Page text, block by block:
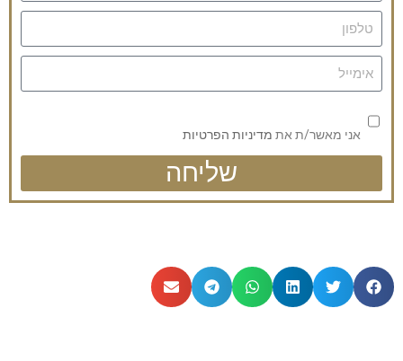
אני מאשר/ת את מדיניות הפרטיות
שליחה